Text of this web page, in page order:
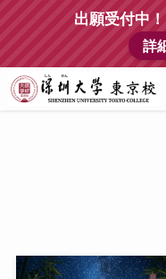
出願受付中
詳